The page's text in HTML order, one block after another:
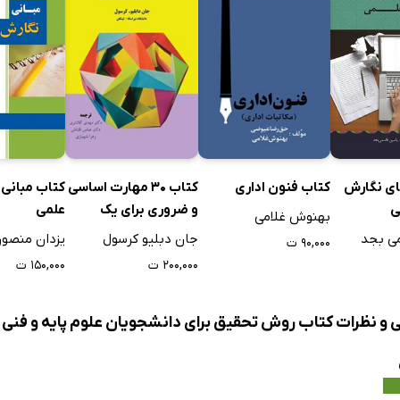
و نمودارها
مسئله
تحقیق
تحقیق
یافته‌های تحقیق
و نتیجه‌گیری
مروری اجمالی بر تکنیک‌های آماری در روش تحقیق
نگارش
بجد
کتاب فنون اداری
بهنوش غلامی
۹۰,۰۰۰ ت
کتاب 30 مهارت اساسی
و ضروری برای یک
پژوهشگر کیفی
جان دبلیو کرسول
۲۰۰,۰۰۰ ت
کتاب
علمی
یزدان
۱۵۰,۰۰۰ ت
و نظرات کتاب روش تحقیق برای دانشجویان علوم پایه و